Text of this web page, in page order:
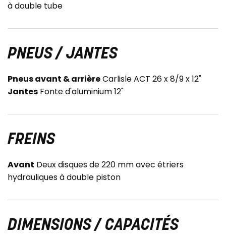
à double tube
PNEUS / JANTES
Pneus avant & arrièreCarlisle ACT 26 x 8/9 x 12"
Jantes Fonte d'aluminium 12"
FREINS
Avant Deux disques de 220 mm avec étriers
hydrauliques à double piston
DIMENSIONS / CAPACITÉS